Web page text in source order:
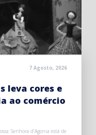
7 Agosto, 2026
leva cores e
ao comércio
Senhora d’Agonia está de